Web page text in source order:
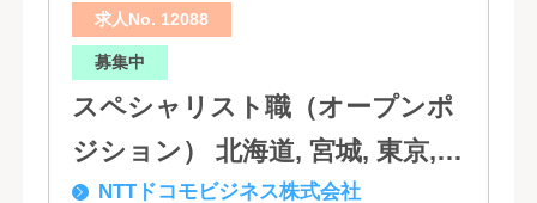
求人No. 12088
募集中
スペシャリスト職（オープンポ
ジション） 北海道, 宮城, 東京,
石川, 愛知, 大阪, 広島, 香川, 福岡
NTTドコモビジネス株式会社